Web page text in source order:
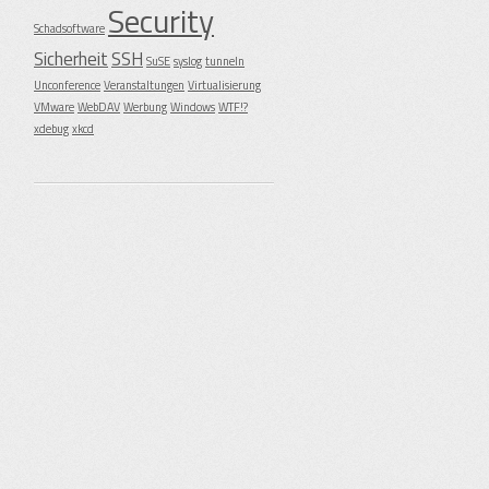
Schadsoftware Security
SicherheitSSH SuSEsyslogtunneln
UnconferenceVeranstaltungen Virtualisierung
VMwareWebDAVWerbungWindowsWTF!?
xdebugxkcd